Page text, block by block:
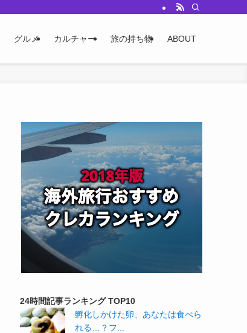
グルメ カルチャー 旅の持ち物 ABOUT
24時間記事ランキング TOP10
孵化しかけた卵、あなたは食べら
れる…？フ...